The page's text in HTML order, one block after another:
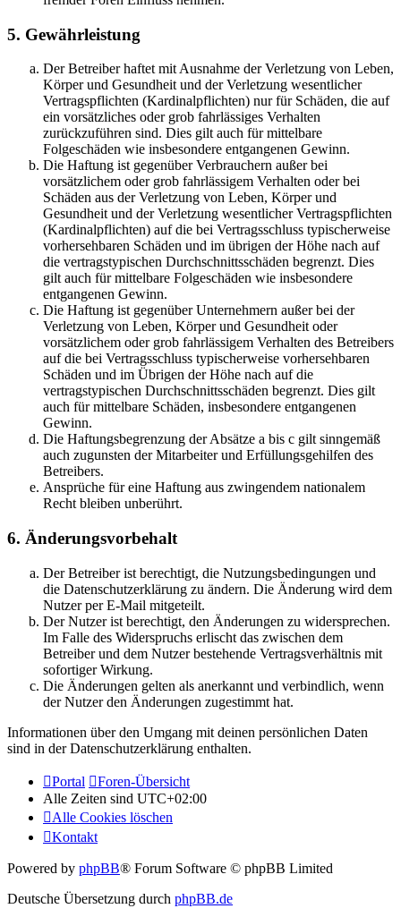
5. Gewährleistung
Der Betreiber haftet mit Ausnahme der Verletzung von Leben,
Körper und Gesundheit und der Verletzung wesentlicher
Vertragspflichten (Kardinalpflichten) nur für Schäden, die auf
ein vorsätzliches oder grob fahrlässiges Verhalten
zurückzuführen sind. Dies gilt auch für mittelbare
Folgeschäden wie insbesondere entgangenen Gewinn.
Die Haftung ist gegenüber Verbrauchern außer bei
vorsätzlichem oder grob fahrlässigem Verhalten oder bei
Schäden aus der Verletzung von Leben, Körper und
Gesundheit und der Verletzung wesentlicher Vertragspflichten
(Kardinalpflichten) auf die bei Vertragsschluss typischerweise
vorhersehbaren Schäden und im übrigen der Höhe nach auf
die vertragstypischen Durchschnittsschäden begrenzt. Dies
gilt auch für mittelbare Folgeschäden wie insbesondere
entgangenen Gewinn.
Die Haftung ist gegenüber Unternehmern außer bei der
Verletzung von Leben, Körper und Gesundheit oder
vorsätzlichem oder grob fahrlässigem Verhalten des Betreibers
auf die bei Vertragsschluss typischerweise vorhersehbaren
Schäden und im Übrigen der Höhe nach auf die
vertragstypischen Durchschnittsschäden begrenzt. Dies gilt
auch für mittelbare Schäden, insbesondere entgangenen
Gewinn.
Die Haftungsbegrenzung der Absätze a bis c gilt sinngemäß
auch zugunsten der Mitarbeiter und Erfüllungsgehilfen des
Betreibers.
Ansprüche für eine Haftung aus zwingendem nationalem
Recht bleiben unberührt.
6. Änderungsvorbehalt
Der Betreiber ist berechtigt, die Nutzungsbedingungen und
die Datenschutzerklärung zu ändern. Die Änderung wird dem
Nutzer per E-Mail mitgeteilt.
Der Nutzer ist berechtigt, den Änderungen zu widersprechen.
Im Falle des Widerspruchs erlischt das zwischen dem
Betreiber und dem Nutzer bestehende Vertragsverhältnis mit
sofortiger Wirkung.
Die Änderungen gelten als anerkannt und verbindlich, wenn
der Nutzer den Änderungen zugestimmt hat.
Informationen über den Umgang mit deinen persönlichen Daten
sind in der Datenschutzerklärung enthalten.
Portal
Foren-Übersicht
Alle Zeiten sind UTC+02:00
Alle Cookies löschen
Kontakt
Powered by phpBB® Forum Software © phpBB Limited
Deutsche Übersetzung durch phpBB.de